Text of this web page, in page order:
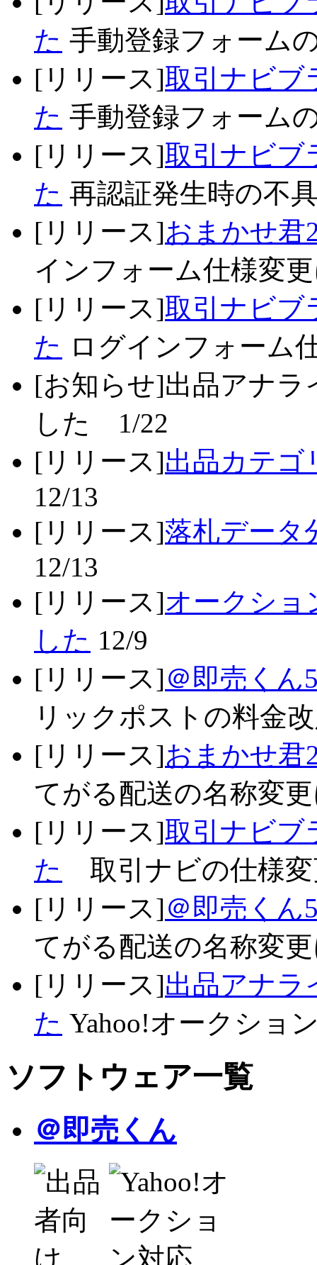
た 手動登録フォーム
[リリース]取引ナビブ
た 手動登録フォーム
[リリース]取引ナビブ
た 再認証発生時の不
[リリース]おまかせ君
インフォーム仕様変
[リリース]取引ナビブ
た ログインフォーム
[お知らせ]出品アナラ
した 1/22
[リリース]出品カテゴ
12/13
[リリース]落札データ
12/13
[リリース]オークショ
した 12/9
[リリース]＠即売くん
リックポストの料金
[リリース]おまかせ君
てがる配送の名称変
[リリース]取引ナビブ
た
取引ナビの仕様
[リリース]＠即売くん
てがる配送の名称変
[リリース]出品アナラ
た Yahoo!オークショ
ソフトウェア一覧
＠即売くん